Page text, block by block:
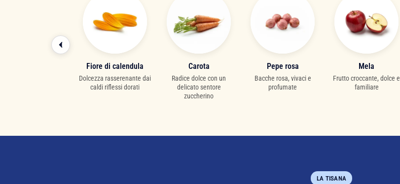
Fiore di calendula
Dolcezza rasserenante dai
caldi riflessi dorati
Carota
Radice dolce con un
delicato sentore
zuccherino
Pepe rosa
Bacche rosa, vivaci e
profumate
Mela
Frutto croccante, dolce e
familiare
LA TISANA